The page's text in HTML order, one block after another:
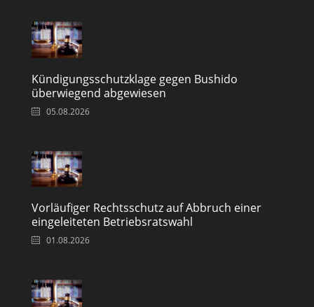
Kündigungsschutzklage gegen Bushido
überwiegend abgewiesen
05.08.2026
Vorläufiger Rechtsschutz auf Abbruch einer
eingeleiteten Betriebsratswahl
01.08.2026